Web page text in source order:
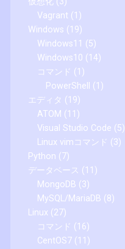
Vagrant (1)
Windows (19)
Windows11 (5)
Windows10 (14)
コマンド (1)
PowerShell
(1)
エディタ (19)
ATOM (11)
Visual Studio Code (5)
Linux vimコマンド (3)
Python (7)
データベース (11)
MongoDB (3)
MySQL/MariaDB (8)
Linux (27)
コマンド (16)
CentOS7(11)